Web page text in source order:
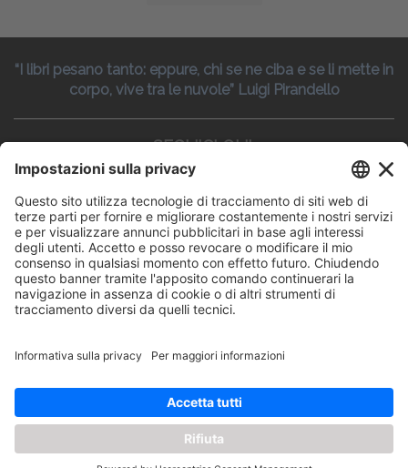
“I libri pesano tanto: eppure, chi se ne ciba e se li mette in
corpo, vive tra le nuvole” Luigi Pirandello
SEGUICI QUI:
CONTATTI
Edi.Ermes srl
Viale E. Forlanini, 21 - 20134, Milano
(+39)027021121
Partita IVA e Codice Fiscale: 02254790153
Lunedì — Giovedì: - 08:30 - 13:00 – 14:00 - 17:30
Venerdì: - 08:30 - 13:00 – 14:00 - 16:00